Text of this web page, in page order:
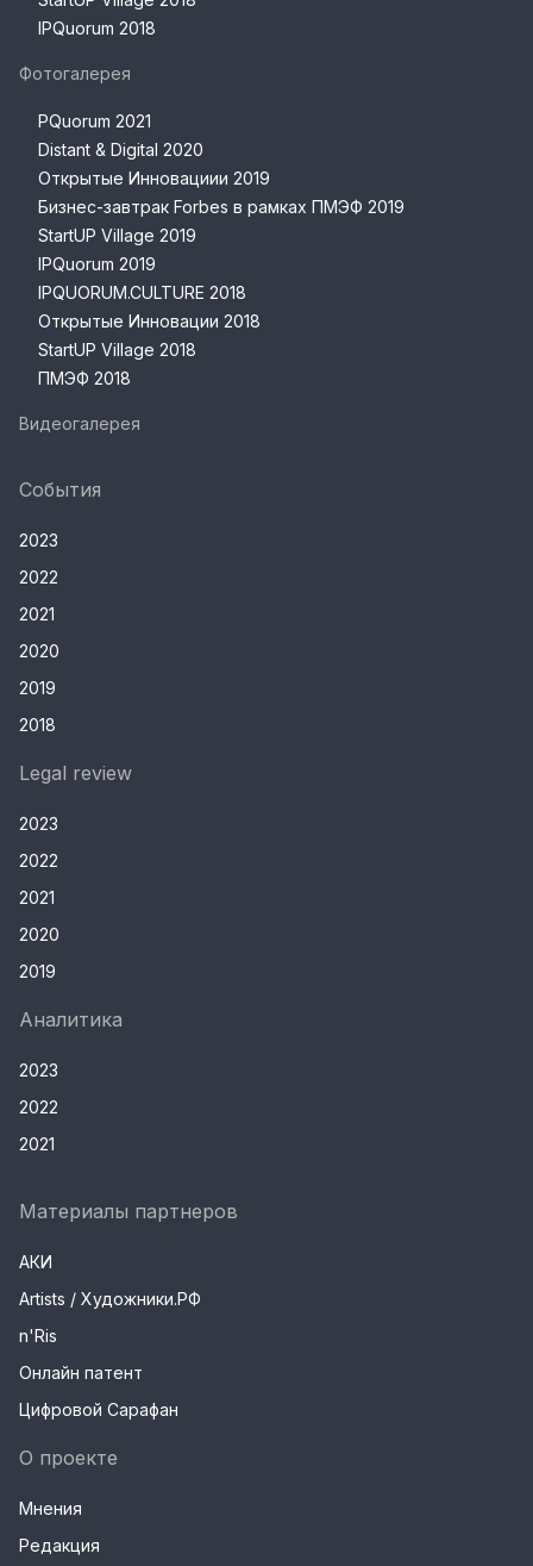
IPQuorum 2018
Фотогалерея
PQuorum 2021
Distant & Digital 2020
Открытые Инновациии 2019
Бизнес-завтрак Forbes в рамках ПМЭФ 2019
StartUP Village 2019
IPQuorum 2019
IPQUORUM.CULTURE 2018
Открытые Инновации 2018
StartUP Village 2018
ПМЭФ 2018
Видеогалерея
События
2023
2022
2021
2020
2019
2018
Legal review
2023
2022
2021
2020
2019
Аналитика
2023
2022
2021
Материалы партнеров
АКИ
Artists / Художники.РФ
n'Ris
Онлайн патент
Цифровой Сарафан
О проекте
Мнения
Редакция